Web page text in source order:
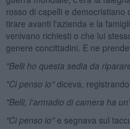
rosso di capelli e
tirare avanti l'azienda e la
venivano richiesti o che lui
genere concittadini. E ne
"Belli ho questa sedia da
"Ci penso io"diceva,
"Belli, l'armadio di camera ha
"Ci penso io"e segnava sul